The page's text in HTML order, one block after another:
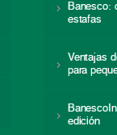
Banesco:
estafas
Ventajas
para
edición